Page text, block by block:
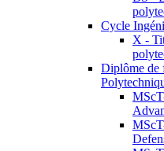
Cycle
X -
Diplôme de